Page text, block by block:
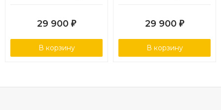
29 900 ₽
В корзину
29 900 ₽
В корзину